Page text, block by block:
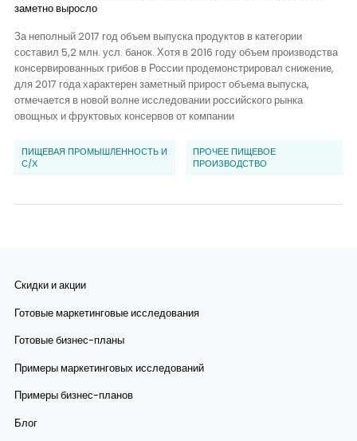
заметно выросло
За неполный 2017 год объем выпуска продуктов в категории
составил 5,2 млн. усл. банок. Хотя в 2016 году объем производства
консервированных грибов в России продемонстрировал снижение,
для 2017 года характерен заметный прирост объема выпуска,
отмечается в новой волне исследовании российского рынка
овощных и фруктовых консервов от компании
ПИЩЕВАЯ ПРОМЫШЛЕННОСТЬ И
С/Х
ПРОЧЕЕ ПИЩЕВОЕ
ПРОИЗВОДСТВО
Скидки и акции
Готовые маркетинговые исследования
Готовые бизнес-планы
Примеры маркетинговых исследований
Примеры бизнес-планов
Блог